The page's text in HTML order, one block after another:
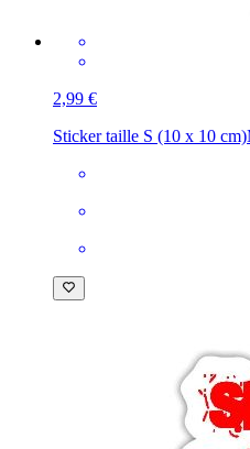
2,99 €
Sticker taille S (10 x 10 cm)